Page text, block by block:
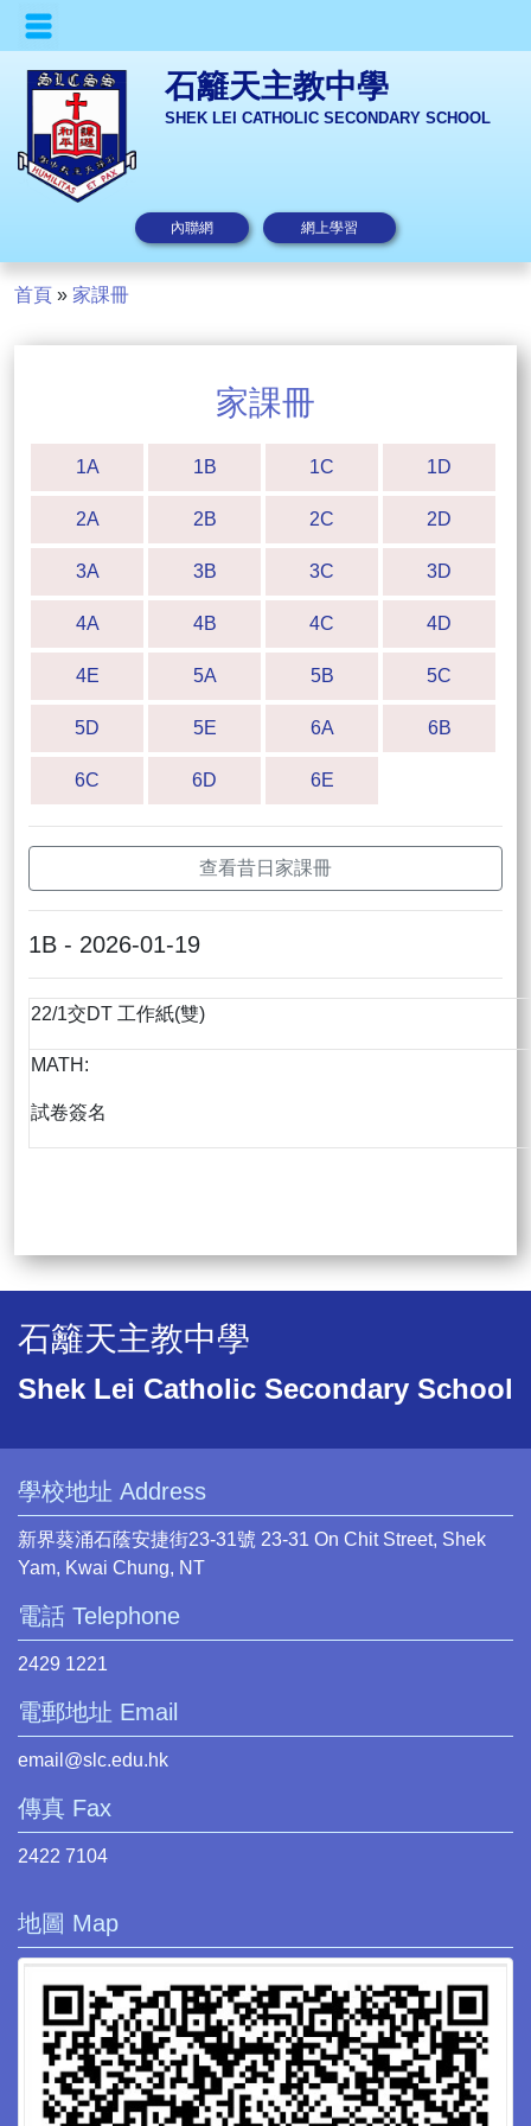
石籬天主教中學
SHEK LEI CATHOLIC SECONDARY SCHOOL
內聯網 網上學習
首頁 » 家課冊
家課冊
1A 1B 1C 1D
2A 2B 2C 2D
3A 3B 3C 3D
4A 4B 4C 4D
4E 5A 5B 5C
5D 5E 6A 6B
6C 6D 6E
查看昔日家課冊
1B - 2026-01-19
22/1交DT 工作紙(雙)
MATH:
試卷簽名
石籬天主教中學
Shek Lei Catholic Secondary School
學校地址 Address
新界葵涌石蔭安捷街23-31號 23-31 On Chit Street, Shek
Yam, Kwai Chung, NT
電話 Telephone
2429 1221
電郵地址 Email
email@slc.edu.hk
傳真 Fax
2422 7104
地圖 Map